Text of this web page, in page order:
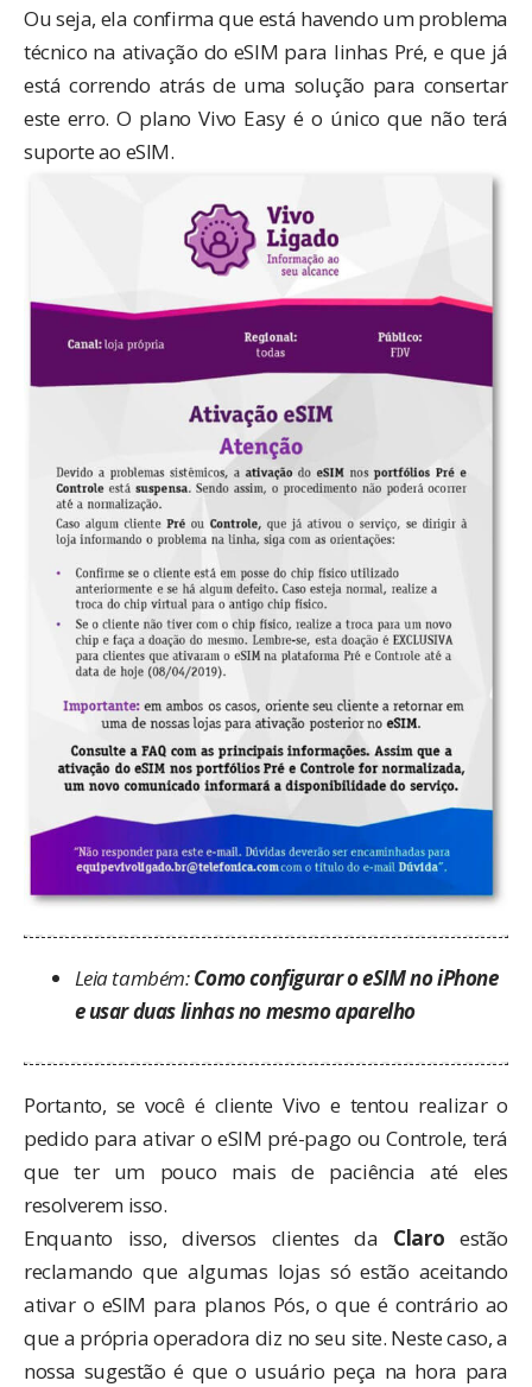
Ou seja, ela confirma que está havendo um problema
técnico na ativação do eSIM para linhas Pré, e que já
está correndo atrás de uma solução para consertar
este erro. O plano Vivo Easy é o único que não terá
suporte ao eSIM.
Leia também:Como configurar o eSIM no iPhone
e usar duas linhas no mesmo aparelho
Portanto, se você é cliente Vivo e tentou realizar o
pedido para ativar o eSIM pré-pago ou Controle, terá
que ter um pouco mais de paciência até eles
resolverem isso.
Enquanto isso, diversos clientes da Claro estão
reclamando que algumas lojas só estão aceitando
ativar o eSIM para planos Pós, o que é contrário ao
que a própria operadora diz no seu site. Neste caso, a
nossa sugestão é que o usuário peça na hora para